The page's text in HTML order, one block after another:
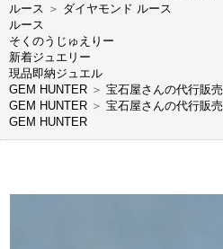
ルース ＞ ダイヤモンド ルース
ルース
そくのうじゅえりー
新着ジュエリー
現品即納ジュエル
GEM HUNTER ＞ 宝石屋さんの代行販売
GEM HUNTER ＞ 宝石屋さんの代行販売
GEM HUNTER